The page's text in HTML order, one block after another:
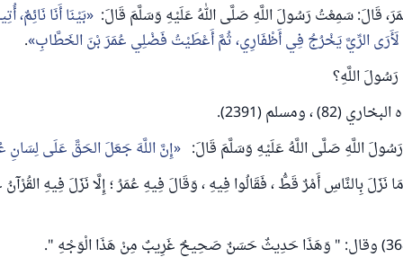
قَالَ: سَمِعْتُ رَسُولَ اللَّهِ صَلَّى اللهُ عَلَيْهِ وَسَلَّمَ قَالَ: بَيْنَا أَنَا نَائِمٌ،
الرِّيَّ يَخْرُجُ فِي أَظْفَارِي، ثُمَّ أَعْطَيْتُ فَضْلِي عُمَرَ بْنَ الخَطَّابِ .
رَسُولَ اللَّهِ؟
(82) ، ومسلم (2391).
اللَّهِ صَلَّى اللَّهُ عَلَيْهِ وَسَلَّمَ قَالَ:
إِنَّ اللَّهَ جَعَلَ الحَقَّ عَلَى لِسَانِ
نَزَلَ بِالنَّاسِ أَمْرٌ قَطُّ ، فَقَالُوا فِيهِ ، وَقَالَ فِيهِ عُمَرُ ؛ إِلَّا نَزَلَ فِيهِ